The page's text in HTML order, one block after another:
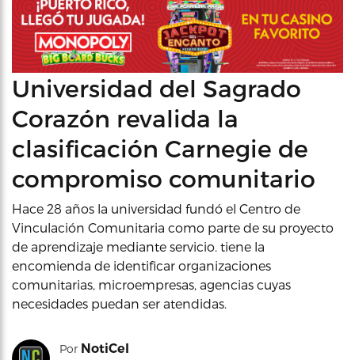
Universidad del Sagrado
Corazón revalida la
clasificación Carnegie de
compromiso comunitario
Hace 28 años la universidad fundó el Centro de
Vinculación Comunitaria como parte de su proyecto
de aprendizaje mediante servicio. tiene la
encomienda de identificar organizaciones
comunitarias, microempresas, agencias cuyas
necesidades puedan ser atendidas.
Por NotiCel